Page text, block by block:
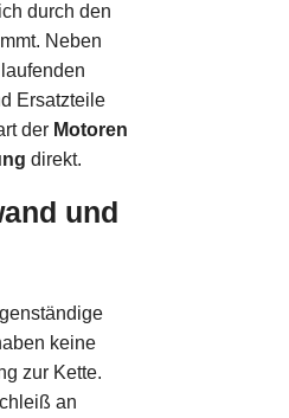
durch den
Neben
Ersatzteile
der Motoren
direkt.
und
keine
zur Kette.
an